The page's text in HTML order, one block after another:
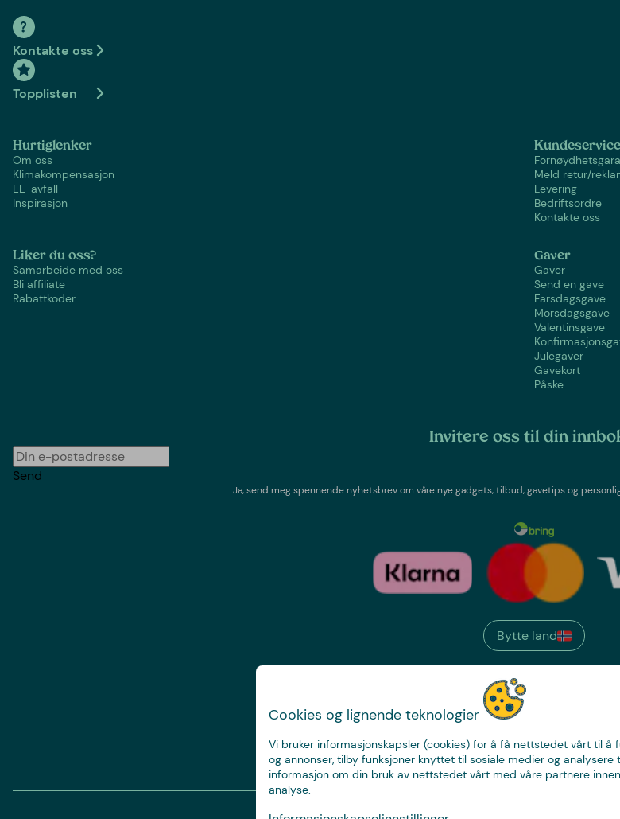
Cookies og lignende teknologier
Vi bruker informasjonskapsler (cookies) for å få nettstedet vårt til å
og annonser, tilby funksjoner knyttet til sosiale medier og analysere
informasjon om din bruk av nettstedet vårt med våre partnere
analyse.
Kontakte oss
Topplisten
Hurtiglenker
Om oss
Klimakompensasjon
EE-avfall
Inspirasjon
Kundeservice
Meld retur/
Levering
Bedriftsordre
Kontakte oss
Liker du oss?
Samarbeide med oss
Bli affiliate
Rabattkoder
Gaver
Gaver
Send en gave
Farsdagsgave
Morsdagsgave
Valentinsgave
Julegaver
Gavekort
Påske
Invitere oss til din
Send
Ja, send meg spennende nyhetsbrev om våre nye gadgets, tilbud, gavetips og
Bytte land